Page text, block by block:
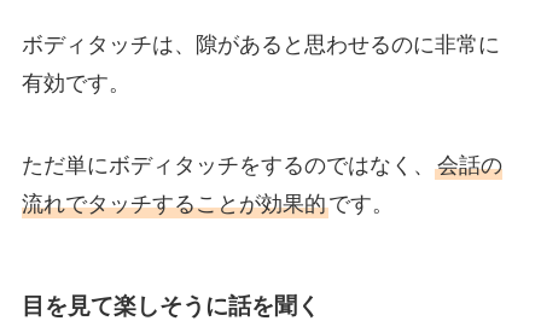
ボディタッチは、隙があると思わせるのに非常に
有効です。
ただ単にボディタッチをするのではなく、 会話の
流れでタッチすることが効果的です。
目を見て楽しそうに話を聞く